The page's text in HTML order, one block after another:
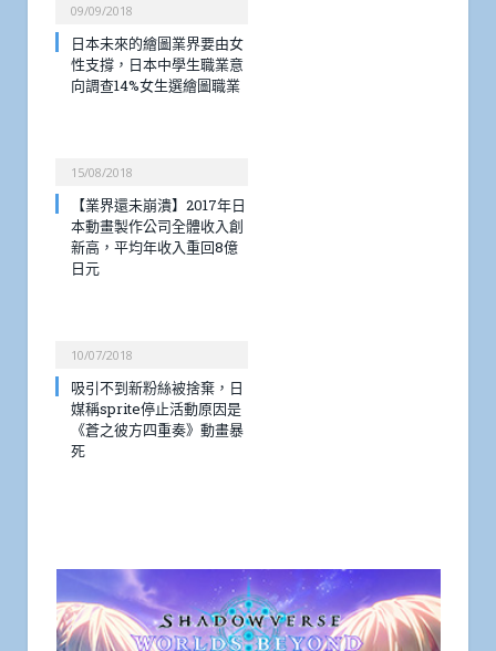
09/09/2018
日本未來的繪圖業界要由女
性支撐，日本中學生職業意
向調查14%女生選繪圖職業
15/08/2018
【業界還未崩潰】2017年日
本動畫製作公司全體收入創
新高，平均年收入重回8億
日元
10/07/2018
吸引不到新粉絲被捨棄，日
媒稱sprite停止活動原因是
《蒼之彼方四重奏》動畫暴
死